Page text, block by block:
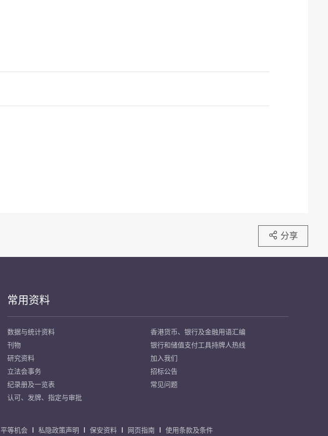
分享
常用资料
数据与统计资料
刊物
研究资料
立法会事务
纪录册及一览表
认可、发牌、指定与审批
香港货币、银行及金融用语汇编
银行和储值支付工具持牌人热线
加入我们
招标公告
常见问题
平等机会 私隐政策声明 保安资料 网页指南 使用条款及条件